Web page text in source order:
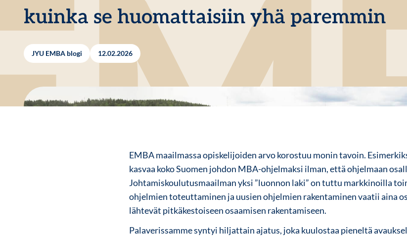
kuinka se huomattaisiin yhä paremmin
JYU EMBA blogi 12.02.2026
EMBA maailmassa opiskelijoiden arvo korostuu monin tavoin.
kasvaa koko Suomen johdon MBA-ohjelmaksi ilman, että ohjelmaan
Johtamiskoulutusmaailman yksi ”luonnon laki” on tuttu markkinoilla
ohjelmien toteuttaminen ja uusien ohjelmien rakentaminen vaatii aina
lähtevät pitkäkestoiseen osaamisen rakentamiseen.
Palaverissamme syntyi hiljattain ajatus, joka kuulostaa pieneltä